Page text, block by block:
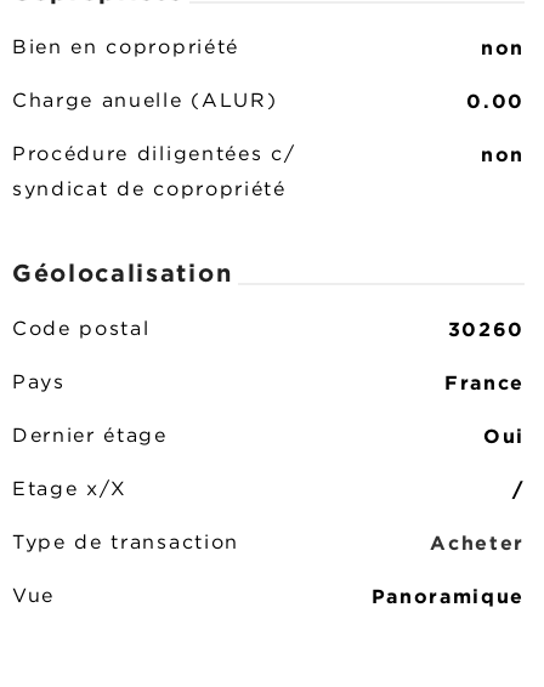
Bien en copropriété non
Charge anuelle (ALUR) 0.00
Procédure diligentées c/
syndicat de copropriété
non
Géolocalisation
Code postal 30260
Pays France
Dernier étage Oui
Etage x/X /
Type de transaction Acheter
Vue Panoramique